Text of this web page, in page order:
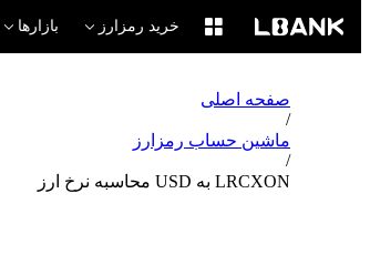
خرید رمزارز بازارها
صفحه اصلی
/
ماشین حساب رمزارز
/
LRCXON به USD محاسبه نرخ ارز